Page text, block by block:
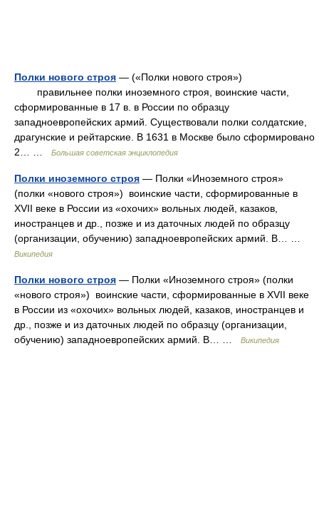
Полки нового строя — («Полки нового строя»)
правильнее полки иноземного строя, воинские части,
сформированные в 17 в. в России по образцу
западноевропейских армий. Существовали полки солдатские,
драгунские и рейтарские. В 1631 в Москве было сформировано
2… …
Большая советская энциклопедия
Полки иноземного строя — Полки «Иноземного строя»
(полки «нового строя») воинские части, сформированные в
XVII веке в России из «охочих» вольных людей, казаков,
иностранцев и др., позже и из даточных людей по образцу
(организации, обучению) западноевропейских армий. В… …
Википедия
Полки нового строя — Полки «Иноземного строя» (полки
«нового строя») воинские части, сформированные в XVII веке
в России из «охочих» вольных людей, казаков, иностранцев и
др., позже и из даточных людей по образцу (организации,
обучению) западноевропейских армий. В… …
Википедия